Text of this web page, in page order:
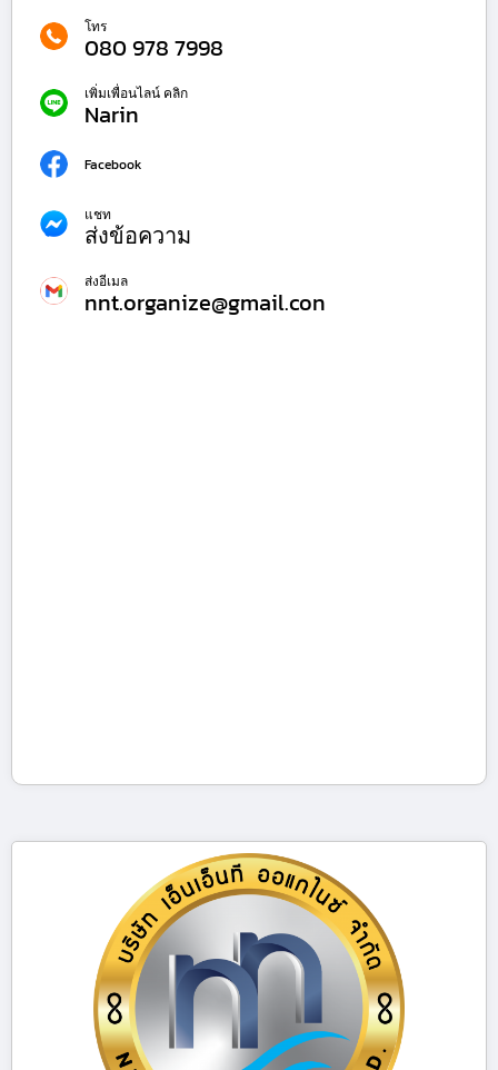
โทร
080 978 7998
เพิ่มเพื่อนไลน์ คลิก
Narin
Facebook
แชท
ส่งข้อความ
ส่งอีเมล
nnt.organize@gmail.con